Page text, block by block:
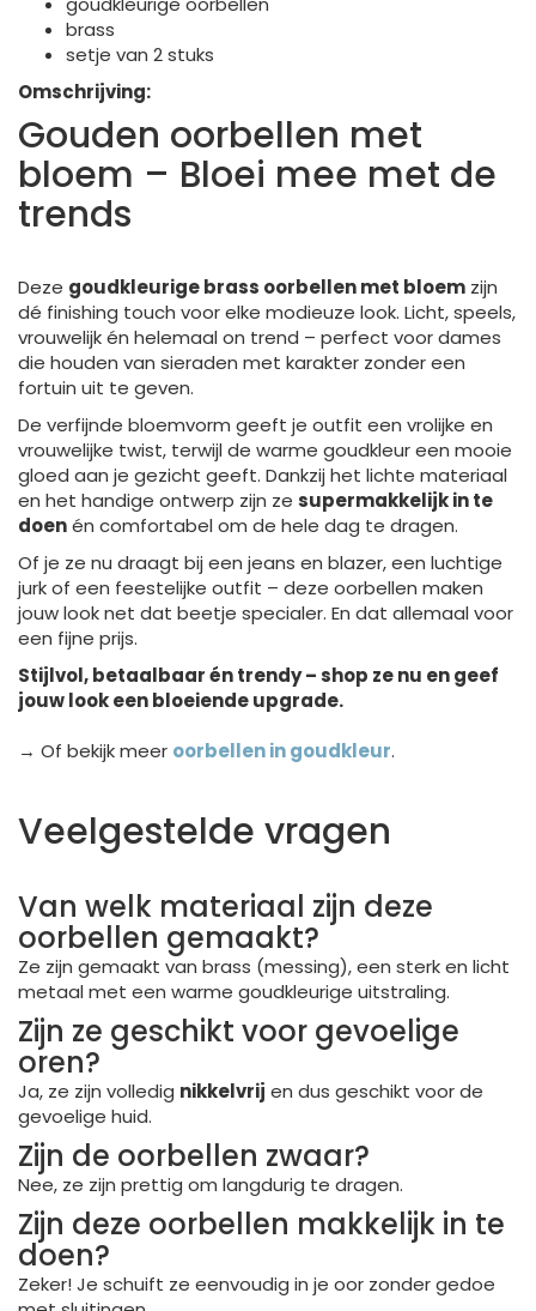
brass
setje van 2 stuks
Omschrijving:
Gouden oorbellen met
bloem – Bloei mee met de
trends
Deze goudkleurige brass oorbellen met bloem zijn
dé finishing touch voor elke modieuze look. Licht, speels,
vrouwelijk én helemaal on trend – perfect voor dames
die houden van sieraden met karakter zonder een
fortuin uit te geven.
De verfijnde bloemvorm geeft je outfit een vrolijke en
vrouwelijke twist, terwijl de warme goudkleur een mooie
gloed aan je gezicht geeft. Dankzij het lichte materiaal
en het handige ontwerp zijn ze supermakkelijk in te
doenén comfortabel om de hele dag te dragen.
Of je ze nu draagt bij een jeans en blazer, een luchtige
jurk of een feestelijke outfit – deze oorbellen maken
jouw look net dat beetje specialer. En dat allemaal voor
een fijne prijs.
Stijlvol, betaalbaar én trendy – shop ze nu en geef
jouw look een bloeiende upgrade.
→ Of bekijk meer oorbellen in goudkleur.
Veelgestelde vragen
Van welk materiaal zijn deze
oorbellen gemaakt?
Ze zijn gemaakt van brass (messing), een sterk en licht
metaal met een warme goudkleurige uitstraling.
Zijn ze geschikt voor gevoelige
oren?
Ja, ze zijn volledig nikkelvrij en dus geschikt voor de
gevoelige huid.
Zijn de oorbellen zwaar?
Nee, ze zijn prettig om langdurig te dragen.
Zijn deze oorbellen makkelijk in te
doen?
Zeker! Je schuift ze eenvoudig in je oor zonder gedoe